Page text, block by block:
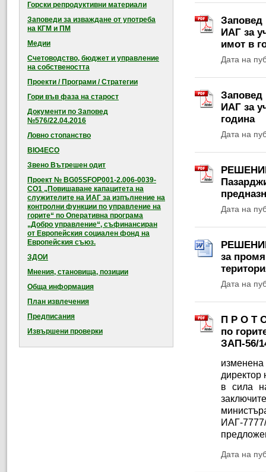
Горски репродуктивни материали
Заповеди за изваждане от употреба
на КГМ и ПМ
Медии
Счетоводство, бюджет и управление
на собствеността
Проекти / Програми / Стратегии
Гори във фаза на старост
Документи по Заповед
№576/22.04.2016
Ловно стопанство
BIO4ECO
Звено Вътрешен одит
Проект № BG05SFOP001-2.006-0039-
CO1 „Повишаване капацитета на
служителите на ИАГ за изпълнение на
контролни функции по управление на
горите“ по Оперативна програма
„Добро управление“, съфинансиран
от Европейския социален фонд на
Европейския съюз.
ЗДОИ
Мнения, становища, позиции
Обща информация
План извлечения
Предписания
Извършени проверки
Заповед
ИАГ за
имот в
Дата на
Заповед
ИАГ за
година
Дата на
Дата на
за
Дата на
П Р О Т О
по
ЗАП-56/
директор
в сила
ИАГ-
Дата на